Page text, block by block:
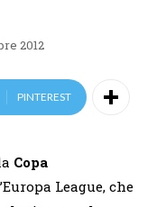
2012
PINTEREST
Copa
League, che